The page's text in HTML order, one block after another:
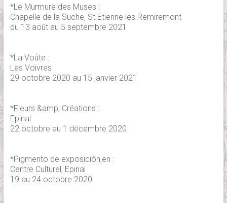
*Le Murmure des Muses :
Chapelle de la Suche, St Etienne les Remiremont
du 13 août au 5 septembre 2021
*La Voûte :
Les Voivres
29 octobre 2020 au 15 janvier 2021
*Fleurs &amp; Créations :
Epinal
22 octobre au 1 décembre 2020
*Pigmento de exposición,en :
Centre Culturel, Epinal
19 au 24 octobre 2020